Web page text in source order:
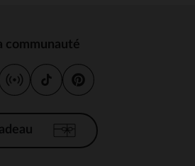
communauté